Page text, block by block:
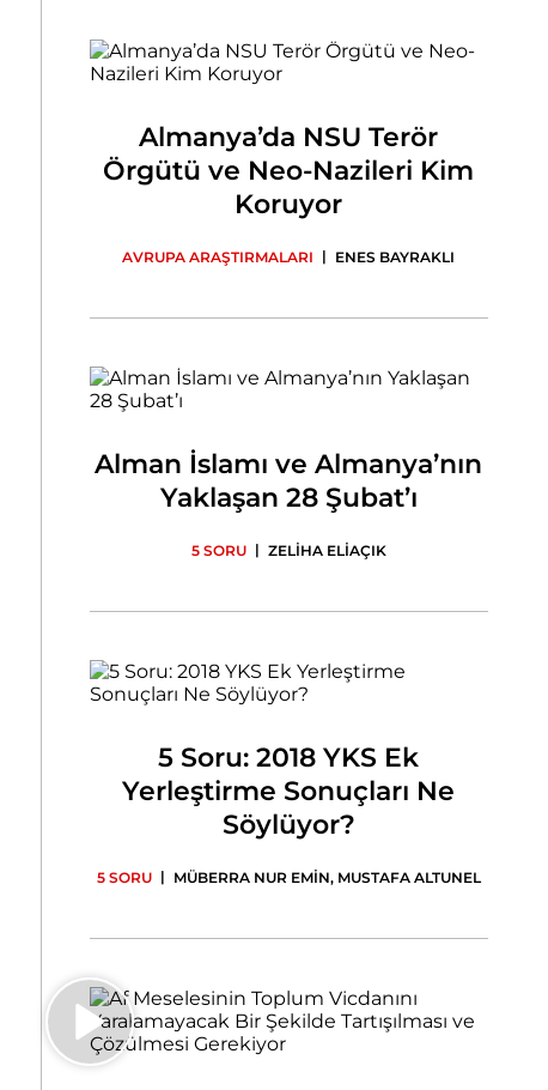
Almanya’da NSU Terör
Örgütü ve Neo-Nazileri Kim
Koruyor
AVRUPA ARAŞTIRMALARI | ENES BAYRAKLI
Alman İslamı ve Almanya’nın
Yaklaşan 28 Şubat’ı
5 SORU | ZELİHA ELİAÇIK
5 Soru: 2018 YKS Ek
Yerleştirme Sonuçları Ne
Söylüyor?
5 SORU | MÜBERRA NUR EMİN, MUSTAFA ALTUNEL